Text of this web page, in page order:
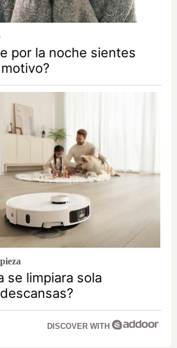
por la noche sientes
se limpiara sola
DISCOVER WITH